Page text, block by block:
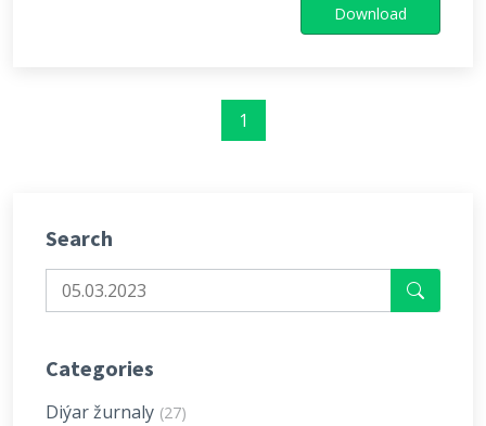
Download
1
Search
Categories
Diýar žurnaly (27)